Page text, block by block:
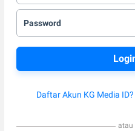
Password
Daftar Akun KG Media ID?
atau